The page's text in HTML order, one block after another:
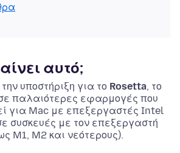
αυτό;
υποστήριξη για το Rosetta, το
παλαιότερες εφαρμογές που
για Mac με επεξεργαστές Intel
συσκευές με τον επεξεργαστή
M1, M2 και νεότερους).